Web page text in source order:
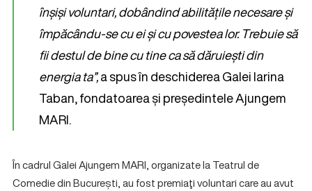
înșiși voluntari, dobândind abilitățile necesare și
împăcându-se cu ei și cu povestea lor. Trebuie să
fii destul de bine cu tine ca să dăruiești din
energia ta”,a spus în deschiderea Galei Iarina
Taban, fondatoarea și președintele Ajungem
MARI.
În cadrul Galei Ajungem MARI, organizate la Teatrul de
Comedie din București, au fost premiaţi voluntari care au avut